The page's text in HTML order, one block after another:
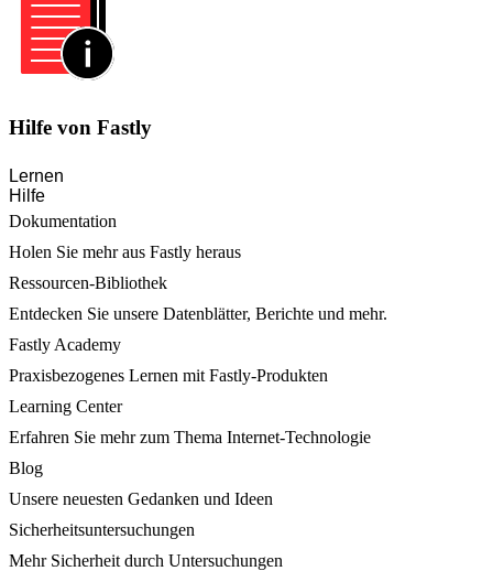
Hilfe von Fastly
Lernen
Hilfe
Dokumentation
Holen Sie mehr aus Fastly heraus
Ressourcen-Bibliothek
Entdecken Sie unsere Datenblätter, Berichte und mehr.
Fastly Academy
Praxisbezogenes Lernen mit Fastly-Produkten
Learning Center
Erfahren Sie mehr zum Thema Internet-Technologie
Blog
Unsere neuesten Gedanken und Ideen
Sicherheitsuntersuchungen
Mehr Sicherheit durch Untersuchungen